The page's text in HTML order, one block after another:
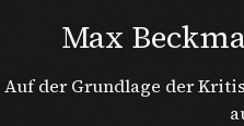
Max
Auf der Grundlage der